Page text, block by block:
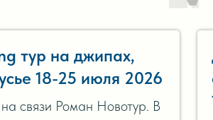
тур на джипах,
18-25 июля 2026
связи Роман Новотур. В